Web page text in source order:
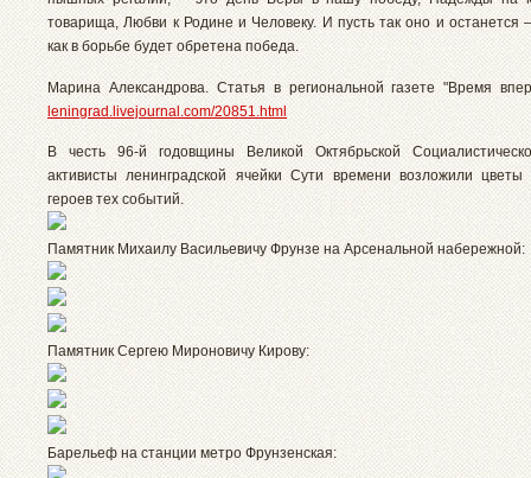
товарища, Любви к Родине и Человеку. И пусть так оно и останется
как в борьбе будет обретена победа.
Марина Александрова. Статья в региональной газете "Время
leningrad.livejournal.com/20851.html
В честь 96-й годовщины Великой Октябрьской
активисты ленинградской ячейки Сути времени возложили цветы
героев тех событий.
Памятник Михаилу Васильевичу Фрунзе на Арсенальной набережной:
Памятник Сергею Мироновичу Кирову:
Барельеф на станции метро Фрунзенская: